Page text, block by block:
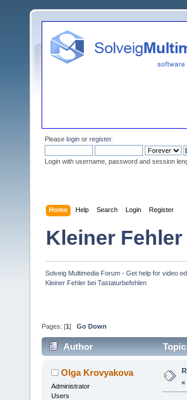
Please login or register.
Login with username, password and session
Home Help Search Login Register
Kleiner
Solveig Multimedia Forum - Get help for video
Kleiner Fehler bei Tastaturbefehlen
Pages: [1 ] Go Down
Author
Olga Krovyakova
Administrator
Users
«